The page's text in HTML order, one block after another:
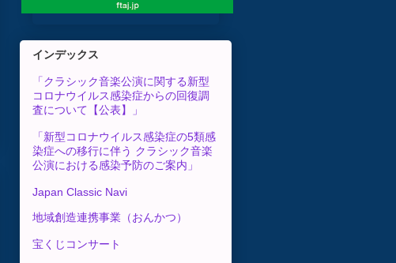
インデックス
「クラシック音楽公演に関する新型
コロナウイルス感染症からの回復調
査について【公表】」
「新型コロナウイルス感染症の5類感
染症への移行に伴う クラシック音楽
公演における感染予防のご案内」
Japan Classic Navi
地域創造連携事業（おんかつ）
宝くじコンサート